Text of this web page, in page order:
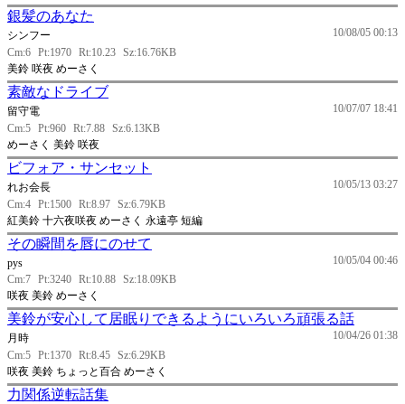
銀髪のあなた
10/08/05 00:13
シンフー
Cm:6 Pt:1970 Rt:10.23 Sz:16.76KB
美鈴 咲夜 めーさく
素敵なドライブ
10/07/07 18:41
留守電
Cm:5 Pt:960 Rt:7.88 Sz:6.13KB
めーさく 美鈴 咲夜
ビフォア・サンセット
10/05/13 03:27
れお会長
Cm:4 Pt:1500 Rt:8.97 Sz:6.79KB
紅美鈴 十六夜咲夜 めーさく 永遠亭 短編
その瞬間を唇にのせて
10/05/04 00:46
pys
Cm:7 Pt:3240 Rt:10.88 Sz:18.09KB
咲夜 美鈴 めーさく
美鈴が安心して居眠りできるようにいろいろ頑張る話
10/04/26 01:38
月時
Cm:5 Pt:1370 Rt:8.45 Sz:6.29KB
咲夜 美鈴 ちょっと百合 めーさく
力関係逆転話集